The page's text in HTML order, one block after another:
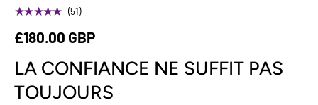
★★★★★ (51)
£180.00 GBP
LA CONFIANCE NE SUFFIT PAS
TOUJOURS